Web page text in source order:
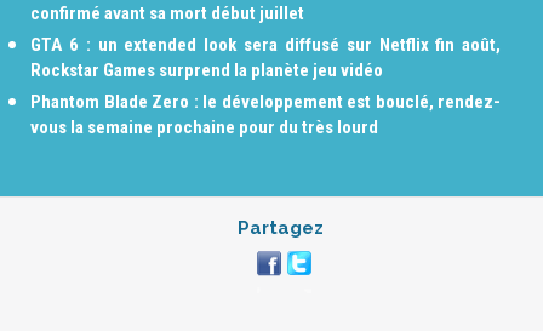
confirmé avant sa mort début juillet
GTA 6 : un extended look sera diffusé sur Netflix fin août,
Rockstar Games surprend la planète jeu vidéo
Phantom Blade Zero : le développement est bouclé, rendez-
vous la semaine prochaine pour du très lourd
Partagez